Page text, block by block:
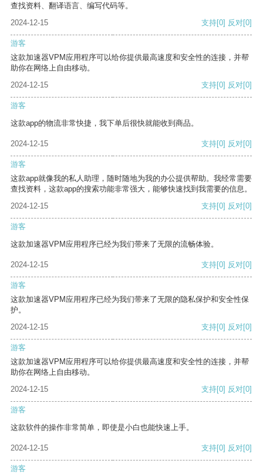
查找资料、翻译语言、编写代码等。
2024-12-15
支持[0] 反对[0]
游客
这款加速器VPM应用程序可以给你提供最高速度和安全性的连接，并帮
助你在网络上自由移动。
2024-12-15
支持[0] 反对[0]
游客
这款app的物流非常快捷，我下单后很快就能收到商品。
2024-12-15 支持[0] 反对[0]
游客
这款app就像我的私人助理，随时随地为我的办公提供帮助。我经常需要
查找资料，这款app的搜索功能非常强大，能够快速找到我需要的信息。
2024-12-15
支持[0] 反对[0]
游客
这款加速器VPM应用程序已经为我们带来了无限的流畅体验。
2024-12-15 支持[0] 反对[0]
游客
这款加速器VPM应用程序已经为我们带来了无限的隐私保护和安全性保
护。
2024-12-15
支持[0] 反对[0]
游客
这款加速器VPM应用程序可以给你提供最高速度和安全性的连接，并帮
助你在网络上自由移动。
2024-12-15
支持[0] 反对[0]
游客
这款软件的操作非常简单，即使是小白也能快速上手。
2024-12-15 支持[0] 反对[0]
游客